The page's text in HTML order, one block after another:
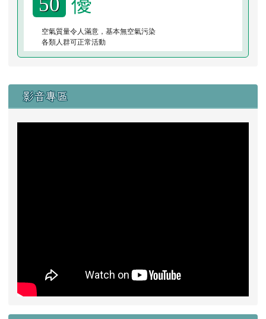
空氣質量令人滿意，基本無空氣污染
各類人群可正常活動
右邊區域內容
影音專區